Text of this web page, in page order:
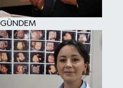
GÜNDEM
Son Dakika Haberleri
Haber Arşivi